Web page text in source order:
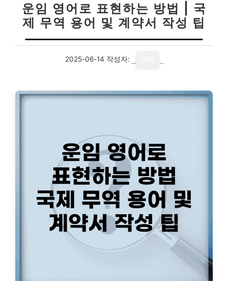
운임 영어로 표현하는 방법 | 국
제 무역 용어 및 계약서 작성 팁
2025-06-14 작성자: